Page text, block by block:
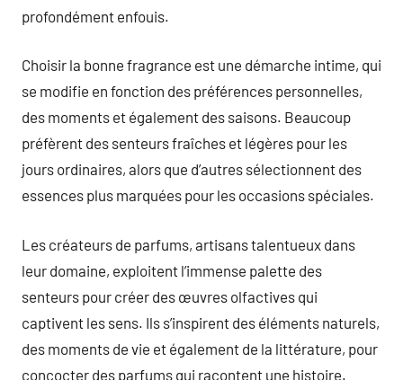
profondément enfouis.
Choisir la bonne fragrance est une démarche intime, qui
se modifie en fonction des préférences personnelles,
des moments et également des saisons. Beaucoup
préfèrent des senteurs fraîches et légères pour les
jours ordinaires, alors que d’autres sélectionnent des
essences plus marquées pour les occasions spéciales.
Les créateurs de parfums, artisans talentueux dans
leur domaine, exploitent l’immense palette des
senteurs pour créer des œuvres olfactives qui
captivent les sens. Ils s’inspirent des éléments naturels,
des moments de vie et également de la littérature, pour
concocter des parfums qui racontent une histoire.